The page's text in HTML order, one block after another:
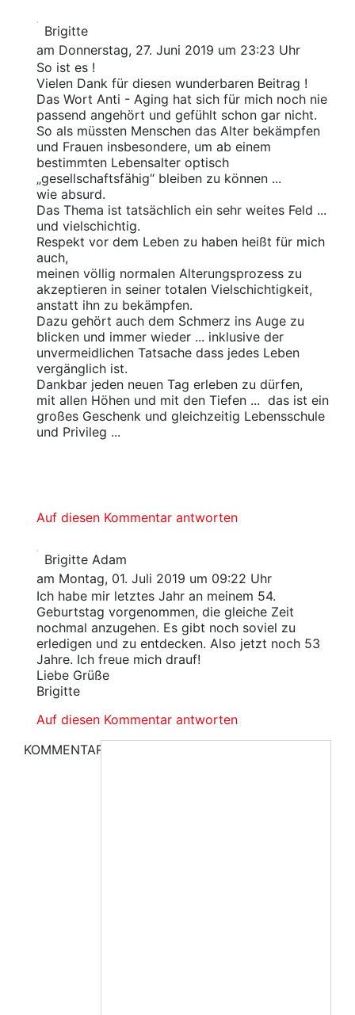
Brigitte
am Donnerstag, 27. Juni 2019 um 23:23 Uhr
So ist es !
Vielen Dank für diesen wunderbaren Beitrag !
Das Wort Anti - Aging hat sich für mich noch nie
passend angehört und gefühlt schon gar nicht.
So als müssten Menschen das Alter bekämpfen
und Frauen insbesondere, um ab einem
bestimmten Lebensalter optisch
„gesellschaftsfähig“ bleiben zu können ...
wie absurd.
Das Thema ist tatsächlich ein sehr weites Feld ...
und vielschichtig.
Respekt vor dem Leben zu haben heißt für mich
auch,
meinen völlig normalen Alterungsprozess zu
akzeptieren in seiner totalen Vielschichtigkeit,
anstatt ihn zu bekämpfen.
Dazu gehört auch dem Schmerz ins Auge zu
blicken und immer wieder ... inklusive der
unvermeidlichen Tatsache dass jedes Leben
vergänglich ist.
Dankbar jeden neuen Tag erleben zu dürfen,
mit allen Höhen und mit den Tiefen ... das ist ein
großes Geschenk und gleichzeitig Lebensschule
und Privileg ...
Auf diesen Kommentar antworten
Brigitte Adam
am Montag, 01. Juli 2019 um 09:22 Uhr
Ich habe mir letztes Jahr an meinem 54.
Geburtstag vorgenommen, die gleiche Zeit
nochmal anzugehen. Es gibt noch soviel zu
erledigen und zu entdecken. Also jetzt noch 53
Jahre. Ich freue mich drauf!
Liebe Grüße
Brigitte
Auf diesen Kommentar antworten
KOMMENTAR